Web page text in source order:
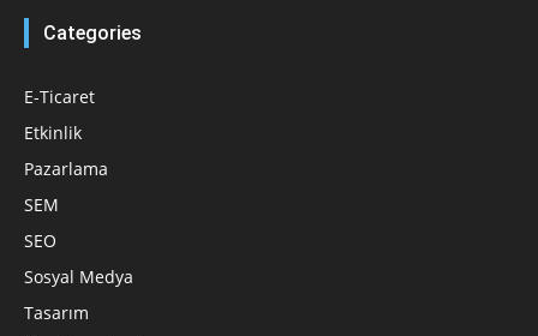
Categories
E-Ticaret
Etkinlik
Pazarlama
SEM
SEO
Sosyal Medya
Tasarım